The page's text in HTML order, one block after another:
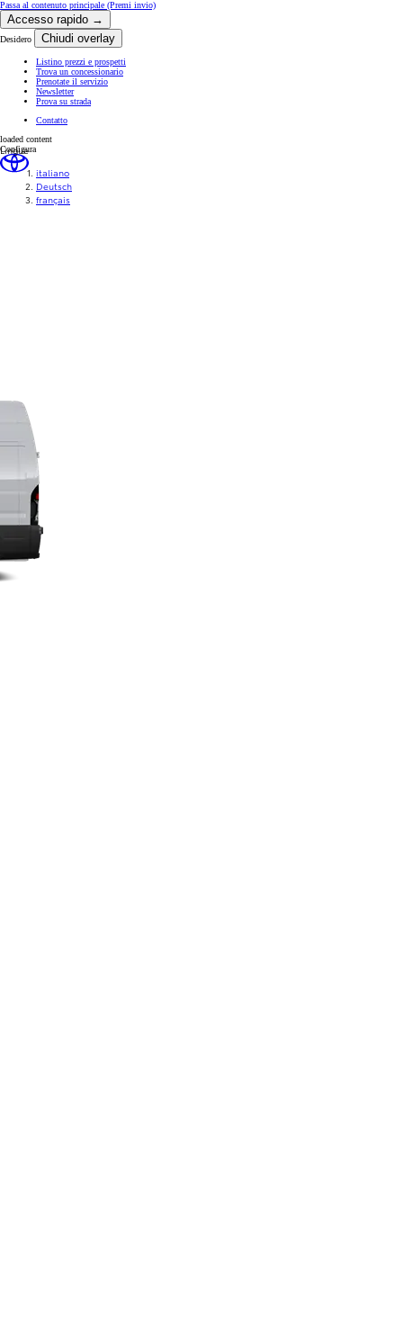
Passa al contenuto principale (Premi invio)
Accesso rapido →
Desidero Chiudi overlay
Listino prezzi e prospetti
Trova un concessionario
Prenotate il servizio
Newsletter
Prova su strada
Contatto
Lingue
italiano
Deutsch
français
loaded content
Configura